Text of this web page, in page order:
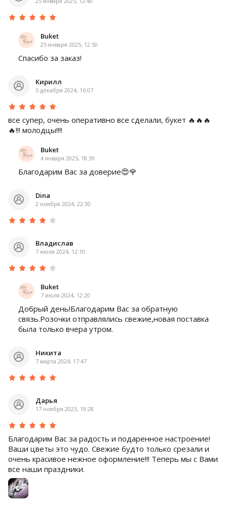
Buket
25 января 2025, 12:50
Спасибо за заказ!
Кирилл
5 декабря 2024, 16:07
все супер, очень оперативно все сделали, букет 🔥🔥🔥
🔥!!! молодцы!!!!
Buket
4 января 2025, 18:39
Благодарим Вас за доверие😍🌹
Dina
2 ноября 2024, 22:30
Владислав
7 июля 2024, 12:10
Buket
7 июля 2024, 12:20
Добрый день!Благодарим Вас за обратную
связь.Розочки отправлялись свежие,новая поставка
была только вчера утром.
Никита
7 марта 2024, 17:47
Дарья
17 ноября 2023, 19:28
Благодарим Вас за радость и подаренное настроение!
Ваши цветы это чудо. Свежие будто только срезали и
очень красивое нежное оформление!!! Теперь мы с Вами
все наши праздники.